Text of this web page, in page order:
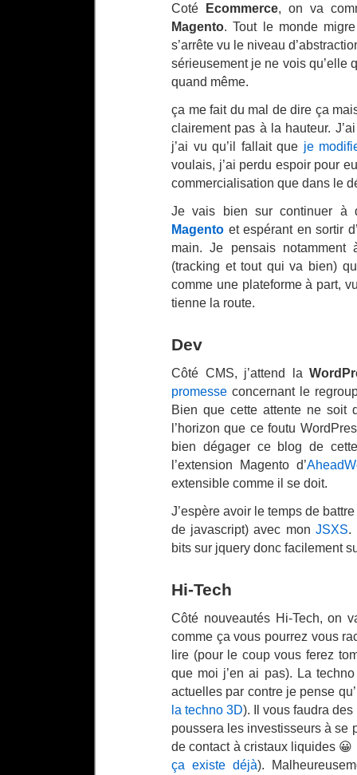
Coté Ecommerce, on va
Magento. Tout le monde
s’arrête vu le niveau
sérieusement je ne vois qu’elle
quand même.
ça me fait du mal de dire ça
clairement pas à la hauteur.
j’ai vu qu’il fallait que je
voulais, j’ai perdu espoir pour
commercialisation que dans le
Je vais bien sur continuer
Magento et espérant en sortir
main. Je pensais
(tracking et tout qui va bien)
comme une plateforme à part,
tienne la route.
Dev
Côté CMS, j’attend la
promesse concernant le
Bien que cette attente ne soit
l’horizon que ce foutu
bien dégager ce blog de
l’extension Magento d’
extensible comme il se doit.
J’espère avoir le temps de
de javascript) avec mon JSXS.
bits sur jquery donc facilement
Hi-Tech
Côté nouveautés Hi-Tech, on
comme ça vous pourrez vous
lire (pour le coup vous ferez
que moi j’en ai pas). La
actuelles par contre je pense
la techno 3D). Il vous faudra
poussera les investisseurs à se
de contact à cristaux liquides
ça existe déjà).